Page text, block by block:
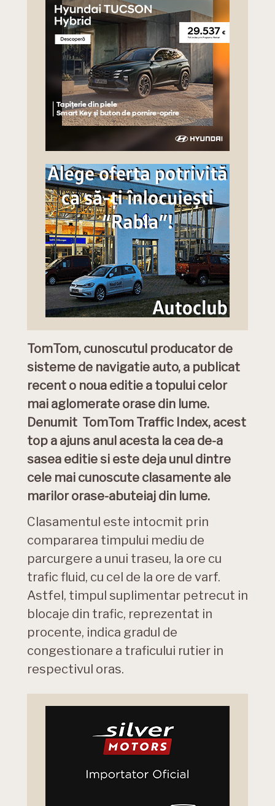
TomTom, cunoscutul producator de
sisteme de navigatie auto, a publicat
recent o noua editie a topului celor
mai aglomerate orase din lume.
Denumit TomTom Traffic Index, acest
top a ajuns anul acesta la cea de-a
sasea editie si este deja unul dintre
cele mai cunoscute clasamente ale
marilor orase-abuteiaj din lume.
Clasamentul este intocmit prin
compararea timpului mediu de
parcurgere a unui traseu, la ore cu
trafic fluid, cu cel de la ore de varf.
Astfel, timpul suplimentar petrecut in
blocaje din trafic, reprezentat in
procente, indica gradul de
congestionare a traficului rutier in
respectivul oras.